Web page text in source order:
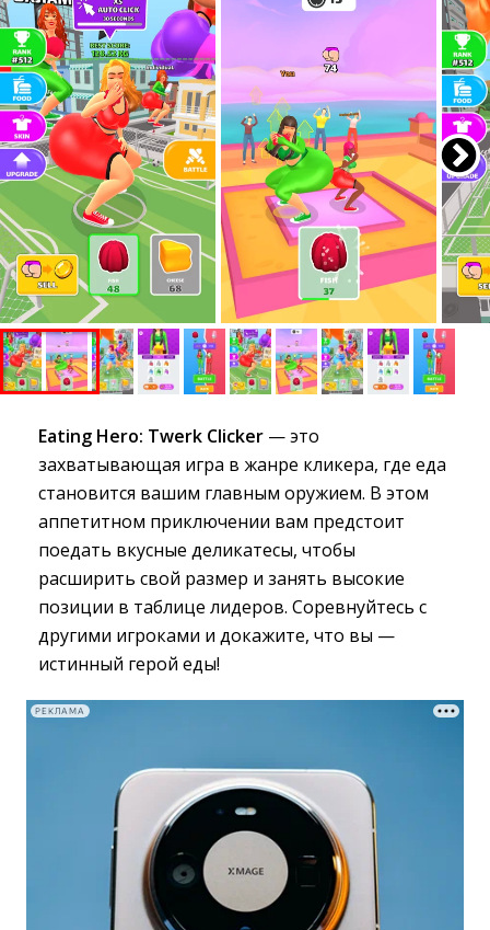
Eating Hero: Twerk Clicker — это
захватывающая игра в жанре кликера, где еда
становится вашим главным оружием. В этом
аппетитном приключении вам предстоит
поедать вкусные деликатесы, чтобы
расширить свой размер и занять высокие
позиции в таблице лидеров. Соревнуйтесь с
другими игроками и докажите, что вы —
истинный герой еды!
РЕКЛАМА